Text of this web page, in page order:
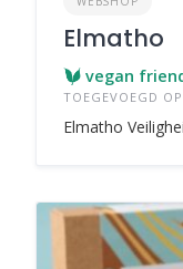
Elmatho
vegan
TOEGEVOEGD
Elmatho